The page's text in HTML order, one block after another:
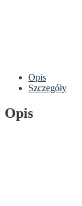
Opis
Szczegóły
Opis